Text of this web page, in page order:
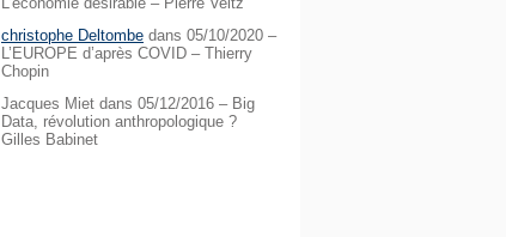
christophe Deltombe dans 05/10/2020 –
L’EUROPE d’après COVID – Thierry
Chopin
Jacques Miet dans 05/12/2016 – Big
Data, révolution anthropologique ?
Gilles Babinet